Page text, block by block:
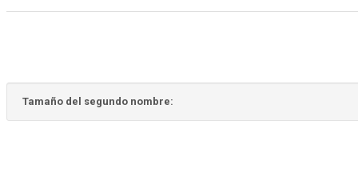
Tamaño del segundo nombre: